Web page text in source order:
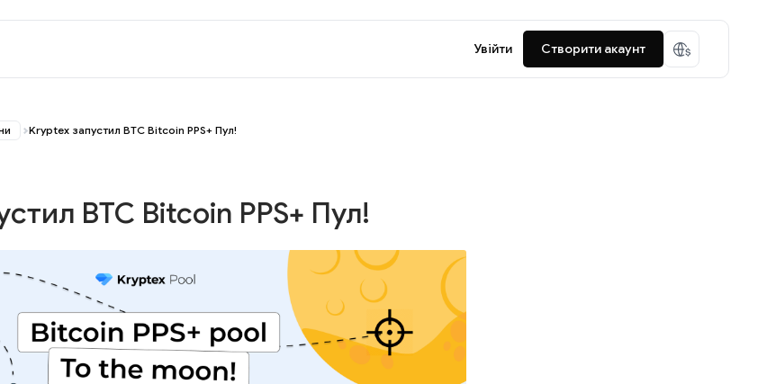
Увійти Створити акаунт
Kryptex запустил BTC Bitcoin PPS+ Пул!
BTC Bitcoin PPS+ Пул!